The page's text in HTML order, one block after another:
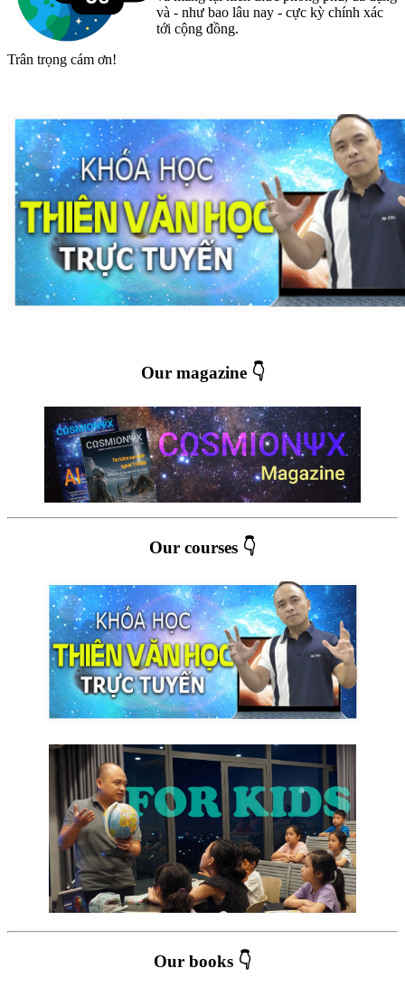
và - như bao lâu nay - cực kỳ chính xác
tới cộng đồng.
Trân trọng cám ơn!
Our magazine 👇
Our courses 👇
Our books 👇